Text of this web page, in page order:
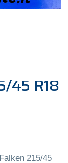
45 R18
215/45